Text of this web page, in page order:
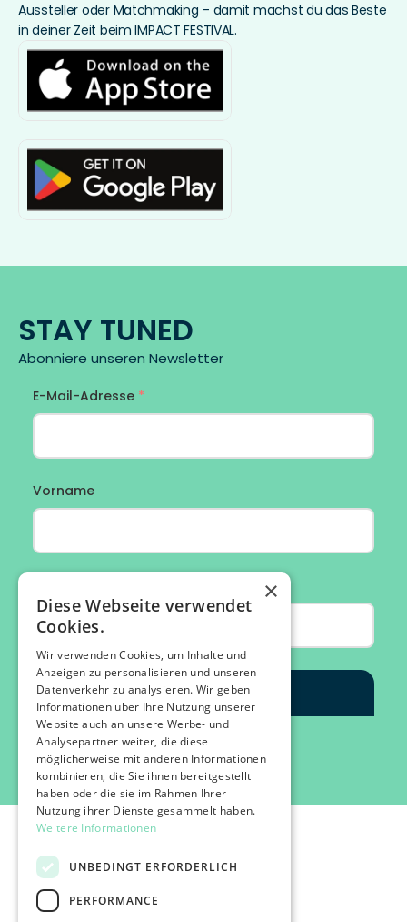
Aussteller oder Matchmaking – damit machst du das Beste
in deiner Zeit beim IMPACT FESTIVAL.
STAY TUNED
Abonniere unseren Newsletter
×
Diese Webseite verwendet
Cookies.
Wir verwenden Cookies, um Inhalte und
Anzeigen zu personalisieren und unseren
Datenverkehr zu analysieren. Wir geben
Informationen über Ihre Nutzung unserer
Website auch an unsere Werbe- und
Analysepartner weiter, die diese
möglicherweise mit anderen Informationen
kombinieren, die Sie ihnen bereitgestellt
haben oder die sie im Rahmen Ihrer
Nutzung ihrer Dienste gesammelt haben.
Weitere Informationen
UNBEDINGT ERFORDERLICH
PERFORMANCE